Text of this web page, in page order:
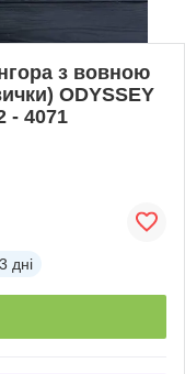
з вовною
ODYSSEY
- 4071
дні